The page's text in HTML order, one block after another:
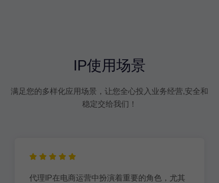
IP使用场景
满足您的多样化应用场景，让您全心投入业务经营,安全和
稳定交给我们！
代理IP在电商运营中扮演着重要的角色，尤其